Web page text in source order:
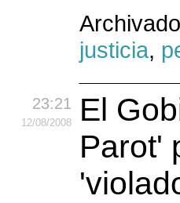
justicia,
23:21
12/08/2008
El
Parot'